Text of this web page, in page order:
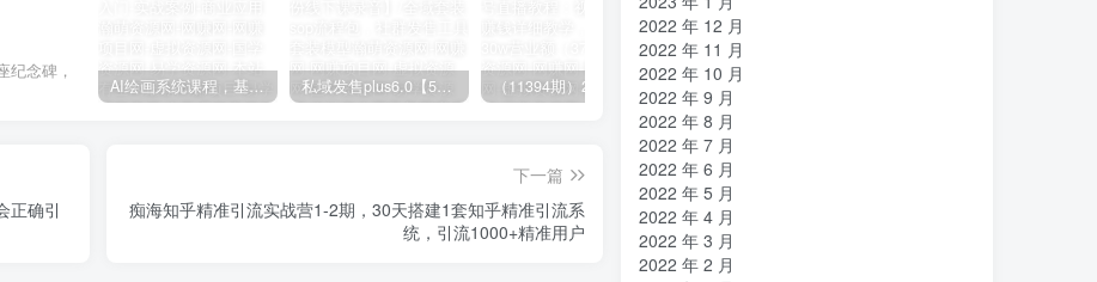
纪念碑，
AI绘画系统课程，基础入门-实战案例-商业应用 私域发售plus6.0【5月份线下课录音】/全域套装sop流程包，社群发售工具套装模型 （11394期）2024视频号直播教程：视频号如何赚钱详细教学，一场直播30w营业额（37节）
正确引
下一篇
痴海知乎精准引流实战营1-2期，30天搭建1套知乎精准引流系
统，引流1000+精准用户
2022 年 12 月
2022 年 11 月
2022 年 10 月
2022 年 9 月
2022 年 8 月
2022 年 7 月
2022 年 6 月
2022 年 5 月
2022 年 4 月
2022 年 3 月
2022 年 2 月